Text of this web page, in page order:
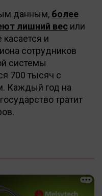
данным, более
лишний вес или
и
сотрудников
системы
700 тысяч с
Каждый год на
тратит